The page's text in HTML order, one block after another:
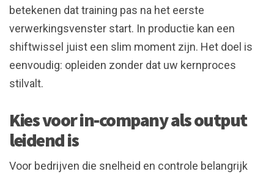
betekenen dat training pas na het eerste
verwerkingsvenster start. In productie kan een
shiftwissel juist een slim moment zijn. Het doel is
eenvoudig: opleiden zonder dat uw kernproces
stilvalt.
Kies voor in-company als output
leidend is
Voor bedrijven die snelheid en controle belangrijk